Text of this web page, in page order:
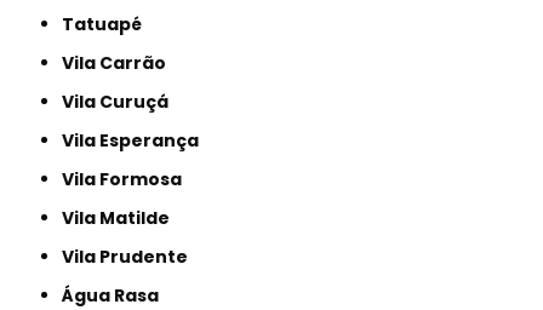
Tatuapé
Vila Carrão
Vila Curuçá
Vila Esperança
Vila Formosa
Vila Matilde
Vila Prudente
Água Rasa